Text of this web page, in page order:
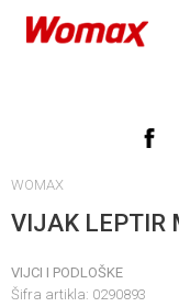
WOMAX
VIJAK LEPTIR
VIJCI I PODLOŠKE
Šifra artikla: 0290893